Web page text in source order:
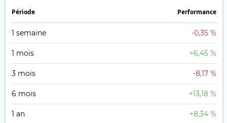
Période Performance
1 semaine -0,35 %
1 mois +6,45 %
3 mois -8,17 %
6 mois +13,18 %
1 an +8,34 %